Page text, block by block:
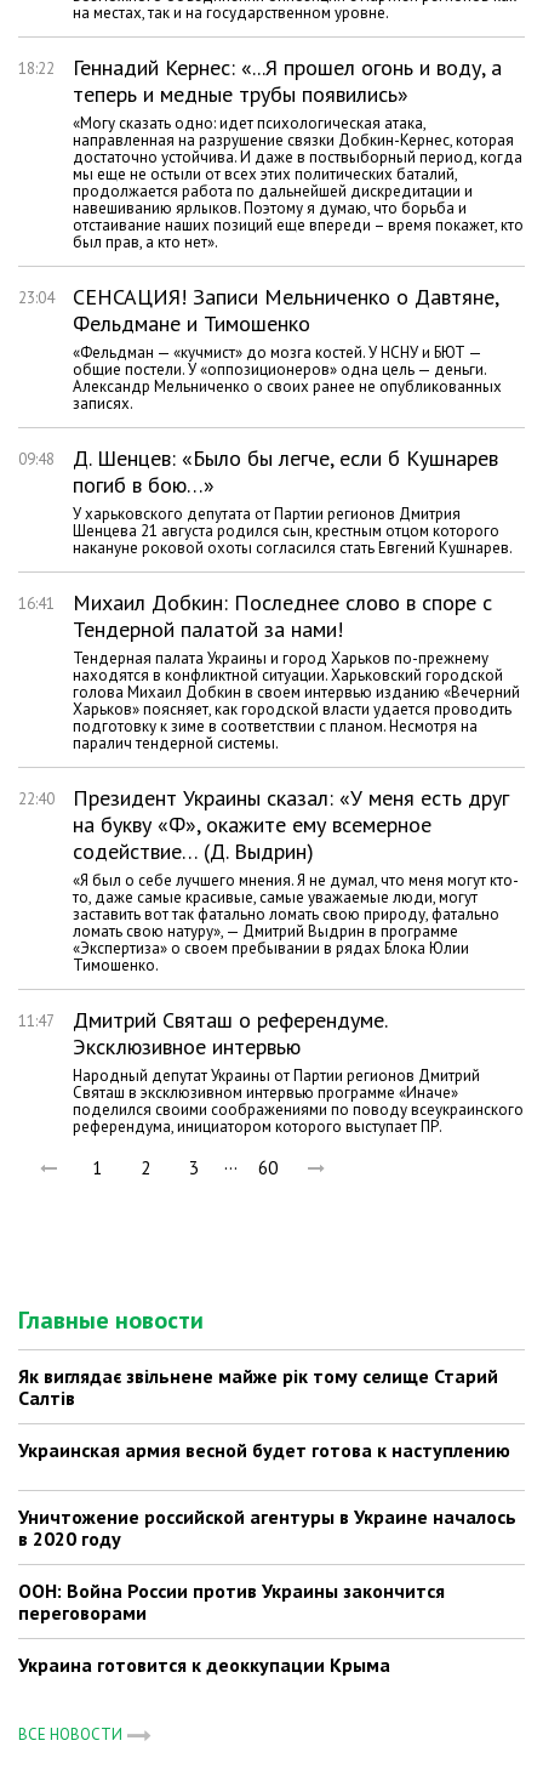
на местах, так и на государственном уровне.
18:22
Геннадий Кернес: «...Я прошел огонь и воду, а
теперь и медные трубы появились»
«Могу сказать одно: идет психологическая атака,
направленная на разрушение связки Добкин-Кернес, которая
достаточно устойчива. И даже в поствыборный период, когда
мы еще не остыли от всех этих политических баталий,
продолжается работа по дальнейшей дискредитации и
навешиванию ярлыков. Поэтому я думаю, что борьба и
отстаивание наших позиций еще впереди – время покажет, кто
был прав, а кто нет».
23:04
СЕНСАЦИЯ! Записи Мельниченко о Давтяне,
Фельдмане и Тимошенко
«Фельдман — «кучмист» до мозга костей. У НСНУ и БЮТ —
общие постели. У «оппозиционеров» одна цель — деньги.
Александр Мельниченко о своих ранее не опубликованных
записях.
09:48
Д. Шенцев: «Было бы легче, если б Кушнарев
погиб в бою…»
У харьковского депутата от Партии регионов Дмитрия
Шенцева 21 августа родился сын, крестным отцом которого
накануне роковой охоты согласился стать Евгений Кушнарев.
16:41
Михаил Добкин: Последнее слово в споре с
Тендерной палатой за нами!
Тендерная палата Украины и город Харьков по-прежнему
находятся в конфликтной ситуации. Харьковский городской
голова Михаил Добкин в своем интервью изданию «Вечерний
Харьков» поясняет, как городской власти удается проводить
подготовку к зиме в соответствии с планом. Несмотря на
паралич тендерной системы.
22:40
Президент Украины сказал: «У меня есть друг
на букву «Ф», окажите ему всемерное
содействие… (Д. Выдрин)
«Я был о себе лучшего мнения. Я не думал, что меня могут кто-
то, даже самые красивые, самые уважаемые люди, могут
заставить вот так фатально ломать свою природу, фатально
ломать свою натуру», — Дмитрий Выдрин в программе
«Экспертиза» о своем пребывании в рядах Блока Юлии
Тимошенко.
11:47
Дмитрий Святаш о референдуме.
Эксклюзивное интервью
Народный депутат Украины от Партии регионов Дмитрий
Святаш в эксклюзивном интервью программе «Иначе»
поделился своими соображениями по поводу всеукраинского
референдума, инициатором которого выступает ПР.
1 2 3 … 60
Главные новости
Як виглядає звільнене майже рік тому селище Старий
Салтів
Украинская армия весной будет готова к наступлению
Уничтожение российской агентуры в Украине началось
в 2020 году
ООН: Война России против Украины закончится
переговорами
Украина готовится к деоккупации Крыма
ВСЕ НОВОСТИ